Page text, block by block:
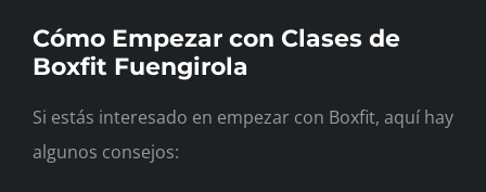
Cómo Empezar con Clases de
Boxfit Fuengirola
Si estás interesado en empezar con Boxfit, aquí hay
algunos consejos: